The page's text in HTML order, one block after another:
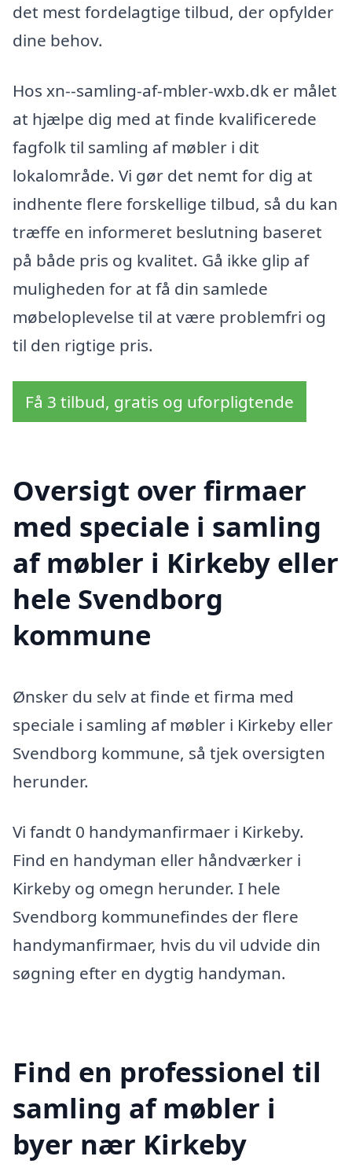
det mest fordelagtige tilbud, der opfylder
dine behov.
Hos xn--samling-af-mbler-wxb.dk er målet
at hjælpe dig med at finde kvalificerede
fagfolk til samling af møbler i dit
lokalområde. Vi gør det nemt for dig at
indhente flere forskellige tilbud, så du kan
træffe en informeret beslutning baseret
på både pris og kvalitet. Gå ikke glip af
muligheden for at få din samlede
møbeloplevelse til at være problemfri og
til den rigtige pris.
Få 3 tilbud, gratis og uforpligtende
Oversigt over firmaer
med speciale i samling
af møbler i Kirkeby eller
hele Svendborg
kommune
Ønsker du selv at finde et firma med
speciale i samling af møbler i Kirkeby eller
Svendborg kommune, så tjek oversigten
herunder.
Vi fandt 0 handymanfirmaer i Kirkeby.
Find en handyman eller håndværker i
Kirkeby og omegn herunder. I hele
Svendborg kommunefindes der flere
handymanfirmaer, hvis du vil udvide din
søgning efter en dygtig handyman.
Find en professionel til
samling af møbler i
byer nær Kirkeby